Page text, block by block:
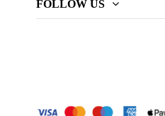
FOLLOW US